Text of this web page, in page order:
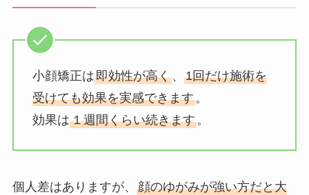
小顔矯正は即効性が高く、 1回だけ施術を
受けても効果を実感できます。
効果は１週間くらい続きます。
個人差はありますが、 顔のゆがみが強い方だと大